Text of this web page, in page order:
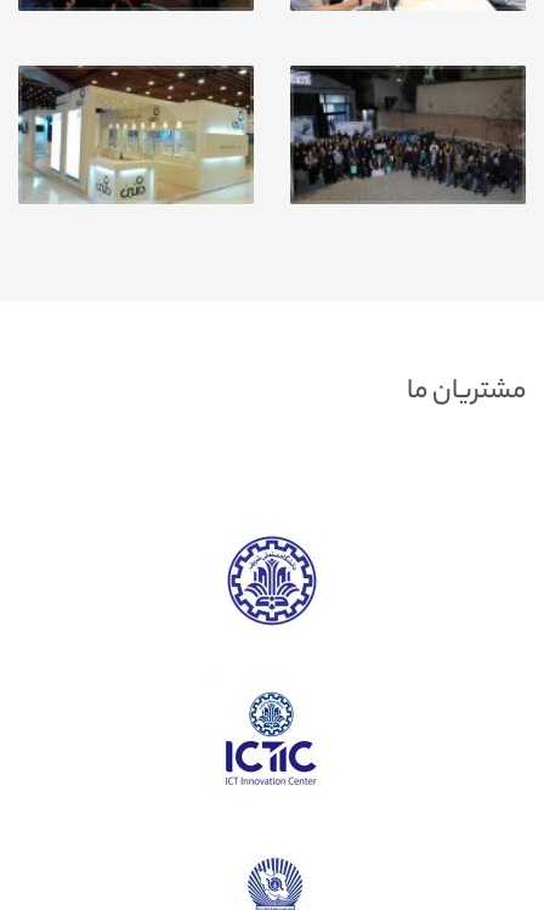
مشتریان ما